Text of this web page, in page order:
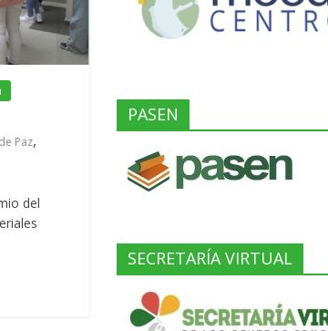
Paz,
del
PASEN
SECRETARÍA VIRTUAL